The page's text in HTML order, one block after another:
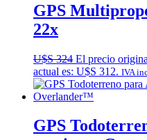
GPS
22x
U$S324 El precio
actual es: U$S 312. IVA
GPS